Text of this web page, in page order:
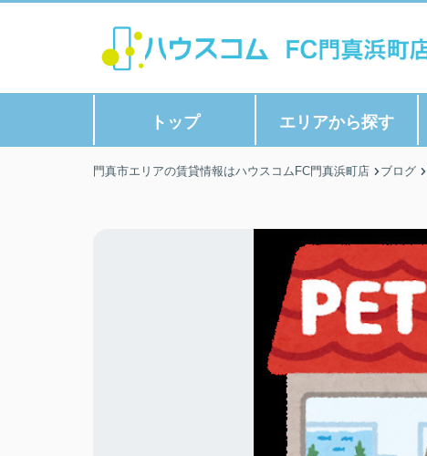
トップ エリアから探す
門真市エリアの賃貸情報はハウスコムFC門真浜町店 ブログ